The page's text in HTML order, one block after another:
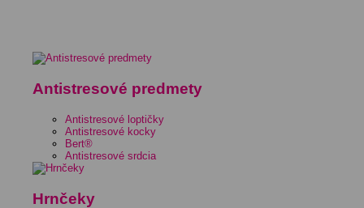
Antistresové predmety
Antistresové loptičky
Antistresové kocky
Bert®
Antistresové srdcia
Hrnčeky